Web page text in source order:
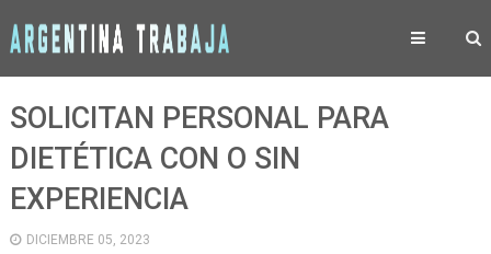
SOLICITAN PERSONAL PARA
DIETÉTICA CON O SIN
EXPERIENCIA
DICIEMBRE 05, 2023